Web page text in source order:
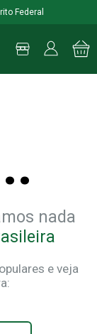
Federal
nada
e veja